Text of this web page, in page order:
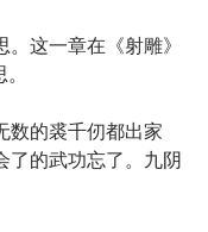
这一章在《射雕》
数的裘千仞都出家
了的武功忘了。九阴